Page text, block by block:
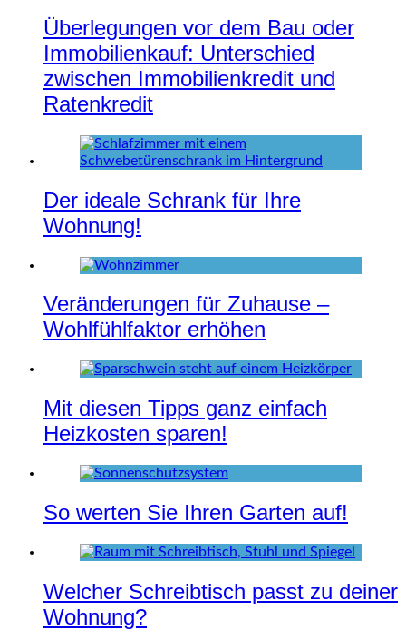
Überlegungen vor dem Bau oder
Immobilienkauf: Unterschied
zwischen Immobilienkredit und
Ratenkredit
Der ideale Schrank für Ihre
Wohnung!
Veränderungen für Zuhause –
Wohlfühlfaktor erhöhen
Mit diesen Tipps ganz einfach
Heizkosten sparen!
So werten Sie Ihren Garten auf!
Welcher Schreibtisch passt zu deiner
Wohnung?